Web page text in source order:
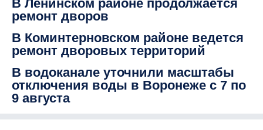
В Ленинском районе продолжается
ремонт дворов
В Коминтерновском районе ведется
ремонт дворовых территорий
В водоканале уточнили масштабы
отключения воды в Воронеже с 7 по
9 августа